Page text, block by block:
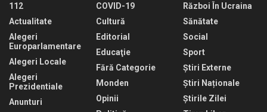
112
Actualitate
Alegeri
Europarlamentare
Alegeri Locale
Alegeri
Prezidentiale
Anunturi
COVID-19
Cultură
Editorial
Educaţie
Fără Categorie
Monden
Opinii
Război În Ucraina
Sănătate
Social
Sport
Știri Externe
Știri Naționale
Știrile Zilei